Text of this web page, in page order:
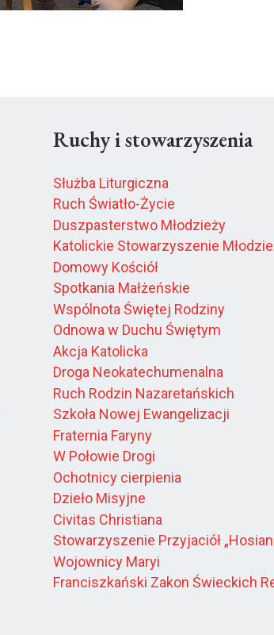
Ruchy i stowarzyszenia
Służba Liturgiczna
Ruch Światło-Życie
Duszpasterstwo Młodzieży
Katolickie Stowarzyszenie
Domowy Kościół
Spotkania Małżeńskie
Wspólnota Świętej Rodziny
Odnowa w Duchu Świętym
Akcja Katolicka
Droga Neokatechumenalna
Ruch Rodzin Nazaretańskich
Szkoła Nowej Ewangelizacji
Fraternia Faryny
W Połowie Drogi
Ochotnicy cierpienia
Dzieło Misyjne
Civitas Christiana
Stowarzyszenie Przyjaciół
Wojownicy Maryi
Franciszkański Zakon Świeckich